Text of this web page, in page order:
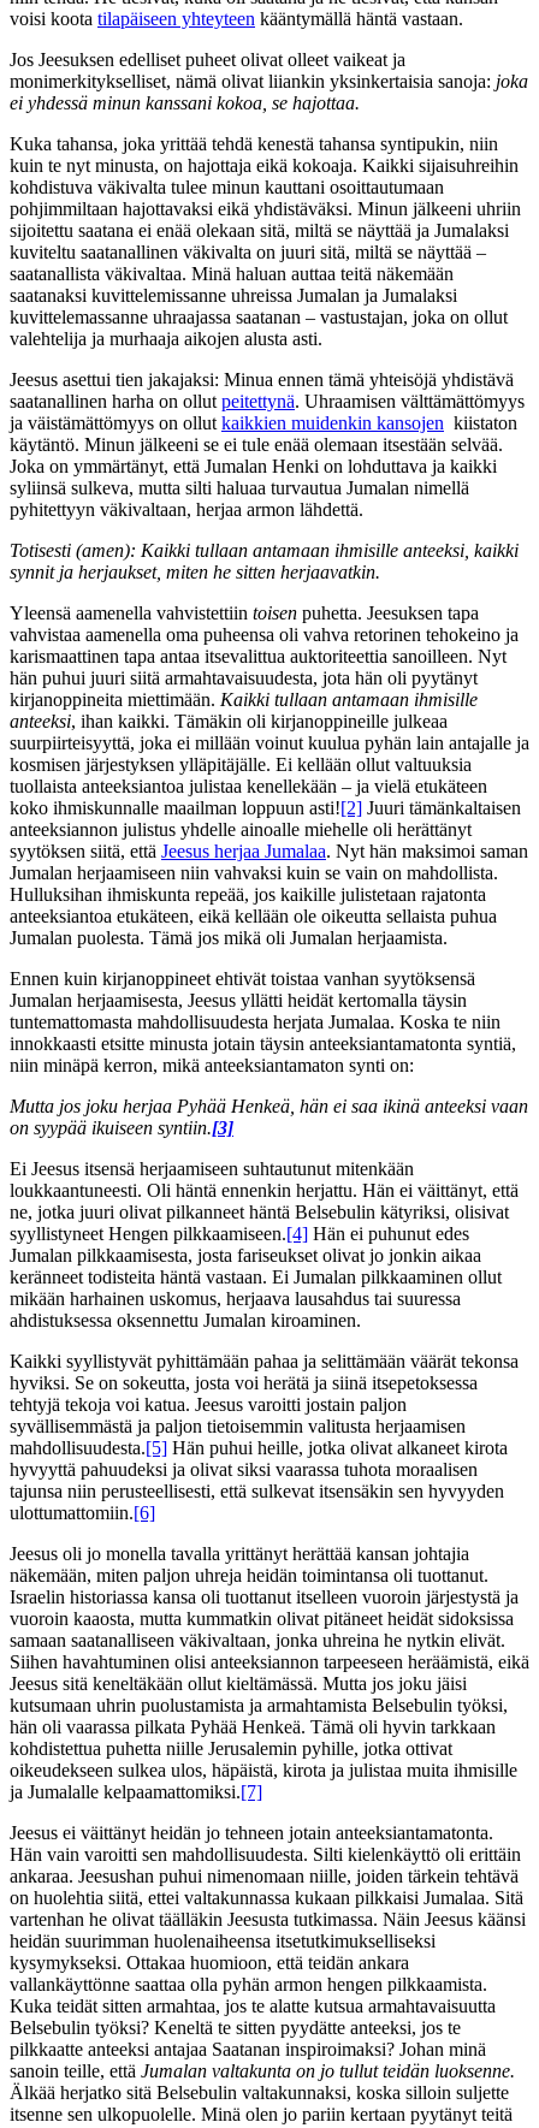
voisi koota tilapäiseen yhteyteen kääntymällä häntä vastaan.
Jos Jeesuksen edelliset puheet olivat olleet vaikeat ja
monimerkitykselliset, nämä olivat liiankin yksinkertaisia sanoja: joka
ei yhdessä minun kanssani kokoa, se hajottaa.
Kuka tahansa, joka yrittää tehdä kenestä tahansa syntipukin, niin
kuin te nyt minusta, on hajottaja eikä kokoaja. Kaikki sijaisuhreihin
kohdistuva väkivalta tulee minun kauttani osoittautumaan
pohjimmiltaan hajottavaksi eikä yhdistäväksi. Minun jälkeeni uhriin
sijoitettu saatana ei enää olekaan sitä, miltä se näyttää ja Jumalaksi
kuviteltu saatanallinen väkivalta on juuri sitä, miltä se näyttää –
saatanallista väkivaltaa. Minä haluan auttaa teitä näkemään
saatanaksi kuvittelemissanne uhreissa Jumalan ja Jumalaksi
kuvittelemassanne uhraajassa saatanan – vastustajan, joka on ollut
valehtelija ja murhaaja aikojen alusta asti.
Jeesus asettui tien jakajaksi: Minua ennen tämä yhteisöjä yhdistävä
saatanallinen harha on ollut peitettynä. Uhraamisen välttämättömyys
ja väistämättömyys on ollut kaikkien muidenkin kansojen kiistaton
käytäntö. Minun jälkeeni se ei tule enää olemaan itsestään selvää.
Joka on ymmärtänyt, että Jumalan Henki on lohduttava ja kaikki
syliinsä sulkeva, mutta silti haluaa turvautua Jumalan nimellä
pyhitettyyn väkivaltaan, herjaa armon lähdettä.
Totisesti (amen): Kaikki tullaan antamaan ihmisille anteeksi, kaikki
synnit ja herjaukset, miten he sitten herjaavatkin.
Yleensä aamenella vahvistettiin toisen puhetta. Jeesuksen tapa
vahvistaa aamenella oma puheensa oli vahva retorinen tehokeino ja
karismaattinen tapa antaa itsevalittua auktoriteettia sanoilleen. Nyt
hän puhui juuri siitä armahtavaisuudesta, jota hän oli pyytänyt
kirjanoppineita miettimään. Kaikki tullaan antamaan ihmisille
anteeksi, ihan kaikki. Tämäkin oli kirjanoppineille julkeaa
suurpiirteisyyttä, joka ei millään voinut kuulua pyhän lain antajalle ja
kosmisen järjestyksen ylläpitäjälle. Ei kellään ollut valtuuksia
tuollaista anteeksiantoa julistaa kenellekään – ja vielä etukäteen
koko ihmiskunnalle maailman loppuun asti![2] Juuri tämänkaltaisen
anteeksiannon julistus yhdelle ainoalle miehelle oli herättänyt
syytöksen siitä, että Jeesus herjaa Jumalaa. Nyt hän maksimoi saman
Jumalan herjaamiseen niin vahvaksi kuin se vain on mahdollista.
Hulluksihan ihmiskunta repeää, jos kaikille julistetaan rajatonta
anteeksiantoa etukäteen, eikä kellään ole oikeutta sellaista puhua
Jumalan puolesta. Tämä jos mikä oli Jumalan herjaamista.
Ennen kuin kirjanoppineet ehtivät toistaa vanhan syytöksensä
Jumalan herjaamisesta, Jeesus yllätti heidät kertomalla täysin
tuntemattomasta mahdollisuudesta herjata Jumalaa. Koska te niin
innokkaasti etsitte minusta jotain täysin anteeksiantamatonta syntiä,
niin minäpä kerron, mikä anteeksiantamaton synti on:
Mutta jos joku herjaa Pyhää Henkeä, hän ei saa ikinä anteeksi vaan
on syypää ikuiseen syntiin.[3]
Ei Jeesus itsensä herjaamiseen suhtautunut mitenkään
loukkaantuneesti. Oli häntä ennenkin herjattu. Hän ei väittänyt, että
ne, jotka juuri olivat pilkanneet häntä Belsebulin kätyriksi, olisivat
syyllistyneet Hengen pilkkaamiseen.[4] Hän ei puhunut edes
Jumalan pilkkaamisesta, josta fariseukset olivat jo jonkin aikaa
keränneet todisteita häntä vastaan. Ei Jumalan pilkkaaminen ollut
mikään harhainen uskomus, herjaava lausahdus tai suuressa
ahdistuksessa oksennettu Jumalan kiroaminen.
Kaikki syyllistyvät pyhittämään pahaa ja selittämään väärät tekonsa
hyviksi. Se on sokeutta, josta voi herätä ja siinä itsepetoksessa
tehtyjä tekoja voi katua. Jeesus varoitti jostain paljon
syvällisemmästä ja paljon tietoisemmin valitusta herjaamisen
mahdollisuudesta.[5] Hän puhui heille, jotka olivat alkaneet kirota
hyvyyttä pahuudeksi ja olivat siksi vaarassa tuhota moraalisen
tajunsa niin perusteellisesti, että sulkevat itsensäkin sen hyvyyden
ulottumattomiin.[6]
Jeesus oli jo monella tavalla yrittänyt herättää kansan johtajia
näkemään, miten paljon uhreja heidän toimintansa oli tuottanut.
Israelin historiassa kansa oli tuottanut itselleen vuoroin järjestystä ja
vuoroin kaaosta, mutta kummatkin olivat pitäneet heidät sidoksissa
samaan saatanalliseen väkivaltaan, jonka uhreina he nytkin elivät.
Siihen havahtuminen olisi anteeksiannon tarpeeseen heräämistä, eikä
Jeesus sitä keneltäkään ollut kieltämässä. Mutta jos joku jäisi
kutsumaan uhrin puolustamista ja armahtamista Belsebulin työksi,
hän oli vaarassa pilkata Pyhää Henkeä. Tämä oli hyvin tarkkaan
kohdistettua puhetta niille Jerusalemin pyhille, jotka ottivat
oikeudekseen sulkea ulos, häpäistä, kirota ja julistaa muita ihmisille
ja Jumalalle kelpaamattomiksi.[7]
Jeesus ei väittänyt heidän jo tehneen jotain anteeksiantamatonta.
Hän vain varoitti sen mahdollisuudesta. Silti kielenkäyttö oli erittäin
ankaraa. Jeesushan puhui nimenomaan niille, joiden tärkein tehtävä
on huolehtia siitä, ettei valtakunnassa kukaan pilkkaisi Jumalaa. Sitä
vartenhan he olivat täälläkin Jeesusta tutkimassa. Näin Jeesus käänsi
heidän suurimman huolenaiheensa itsetutkimukselliseksi
kysymykseksi. Ottakaa huomioon, että teidän ankara
vallankäyttönne saattaa olla pyhän armon hengen pilkkaamista.
Kuka teidät sitten armahtaa, jos te alatte kutsua armahtavaisuutta
Belsebulin työksi? Keneltä te sitten pyydätte anteeksi, jos te
pilkkaatte anteeksi antajaa Saatanan inspiroimaksi? Johan minä
sanoin teille, että Jumalan valtakunta on jo tullut teidän luoksenne.
Älkää herjatko sitä Belsebulin valtakunnaksi, koska silloin suljette
itsenne sen ulkopuolelle. Minä olen jo pariin kertaan pyytänyt teitä